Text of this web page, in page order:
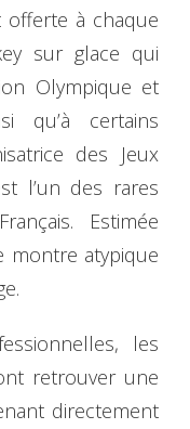
offerte à chaque
sur glace qui
Olympique et
qu’à certains
des Jeux
l’un des rares
Estimée
montre atypique
les
retrouver une
directement